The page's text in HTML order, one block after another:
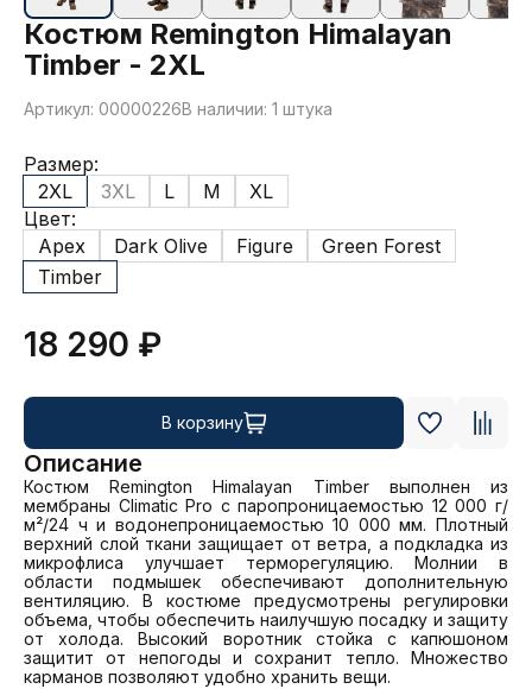
Костюм Remington Himalayan
Timber - 2XL
Артикул: 00000226В наличии: 1 штука
Размер:
2XL
3XL L M
XL
Цвет:
Apex
Dark Olive Figure
Green Forest
Timber
18 290 ₽
В корзину
Описание
Костюм Remington Himalayan Timber выполнен из
мембраны Climatic Pro с паропроницаемостью 12 000 г/
м²/24 ч и водонепроницаемостью 10 000 мм. Плотный
верхний слой ткани защищает от ветра, а подкладка из
микрофлиса улучшает терморегуляцию. Молнии в
области подмышек обеспечивают дополнительную
вентиляцию. В костюме предусмотрены регулировки
объема, чтобы обеспечить наилучшую посадку и защиту
от холода. Высокий воротник стойка с капюшоном
защитит от непогоды и сохранит тепло. Множество
карманов позволяют удобно хранить вещи.